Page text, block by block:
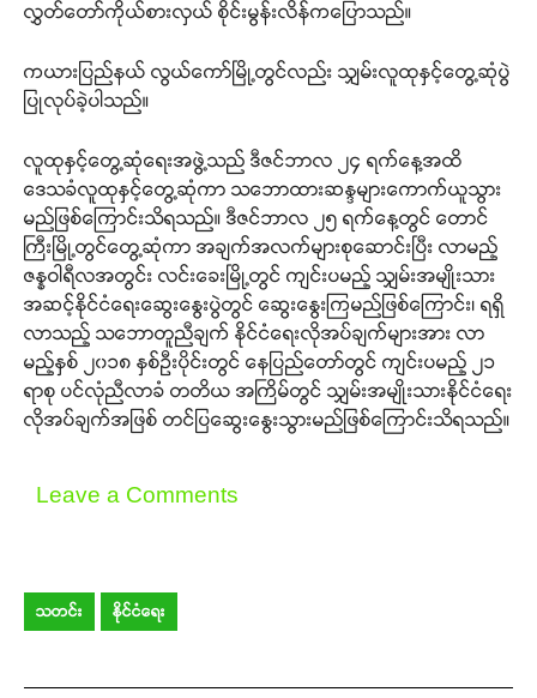
လွှတ်တော်ကိုယ်စားလှယ် စိုင်းမွန်းလိန်ကပြောသည်။
ကယားပြည်နယ် လွယ်ကော်မြို့တွင်လည်း သျှမ်းလူထုနှင့်တွေ့ဆုံပွဲ
ပြုလုပ်ခဲ့ပါသည်။
လူထုနှင့်တွေ့ဆုံရေးအဖွဲ့သည် ဒီဇင်ဘာလ ၂၄ ရက်နေ့အထိ
ဒေသခံလူထုနှင့်တွေ့ဆုံကာ သဘောထားဆန္ဒများကောက်ယူသွား
မည်ဖြစ်ကြောင်းသိရသည်။ ဒီဇင်ဘာလ ၂၅ ရက်နေ့တွင် တောင်
ကြီးမြို့တွင်တွေ့ဆုံကာ အချက်အလက်များစုဆောင်းပြီး လာမည့်
ဇန္နဝါရီလအတွင်း လင်းခေးမြို့တွင် ကျင်းပမည့် သျှမ်းအမျိုးသား
အဆင့်နိုင်ငံရေးဆွေးနွေးပွဲတွင် ဆွေးနွေးကြမည်ဖြစ်ကြောင်း၊ ရရှိ
လာသည့် သဘောတူညီချက် နိုင်ငံရေးလိုအပ်ချက်များအား လာ
မည့်နှစ် ၂၀၁၈ နှစ်ဦးပိုင်းတွင် နေပြည်တော်တွင် ကျင်းပမည့် ၂၁
ရာစု ပင်လုံညီလာခံ တတိယ အကြိမ်တွင် သျှမ်းအမျိုးသားနိုင်ငံရေး
လိုအပ်ချက်အဖြစ် တင်ပြဆွေးနွေးသွားမည်ဖြစ်ကြောင်းသိရသည်။
Leave a Comments
သတင်း နိုင်ငံရေး